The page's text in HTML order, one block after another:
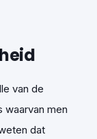
van de
waarvan men
dat